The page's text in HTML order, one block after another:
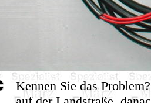
Kennen Sie das